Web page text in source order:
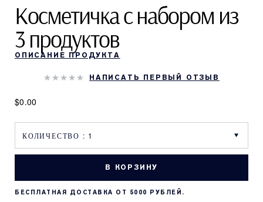
Косметичка с набором из
3 продуктов
ОПИСАНИЕ ПРОДУКТА
НАПИСАТЬ ПЕРВЫЙ ОТЗЫВ
$0.00
В КОРЗИНУ
БЕСПЛАТНАЯ ДОСТАВКА ОТ 5000 РУБЛЕЙ.